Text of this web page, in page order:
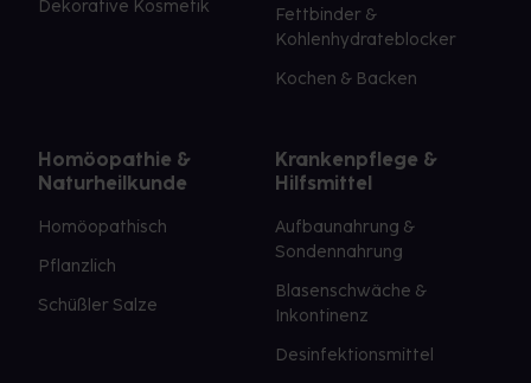
Dekorative Kosmetik
Fettbinder &
Kohlenhydrateblocker
Kochen & Backen
Homöopathie &
Naturheilkunde
Homöopathisch
Pflanzlich
Schüßler Salze
Krankenpflege &
Hilfsmittel
Aufbaunahrung &
Sondennahrung
Blasenschwäche &
Inkontinenz
Desinfektionsmittel